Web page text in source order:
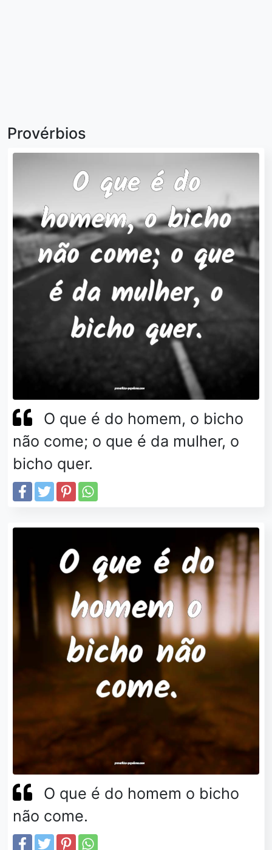
Provérbios
O que é do homem, o bicho
não come; o que é da mulher, o
bicho quer.
O que é do homem o bicho
não come.